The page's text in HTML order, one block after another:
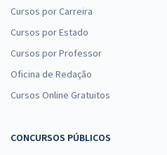
Cursos por Carreira
Cursos por Estado
Cursos por Professor
Oficina de Redação
Cursos Online Gratuitos
CONCURSOS PÚBLICOS